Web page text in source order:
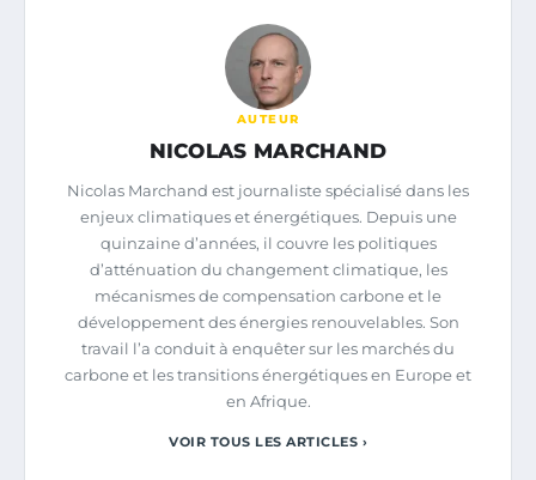
AUTEUR
NICOLAS MARCHAND
Nicolas Marchand est journaliste spécialisé dans les
enjeux climatiques et énergétiques. Depuis une
quinzaine d’années, il couvre les politiques
d’atténuation du changement climatique, les
mécanismes de compensation carbone et le
développement des énergies renouvelables. Son
travail l’a conduit à enquêter sur les marchés du
carbone et les transitions énergétiques en Europe et
en Afrique.
VOIR TOUS LES ARTICLES ›